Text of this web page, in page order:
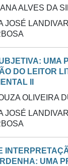
ALVES DA
JOSÉ
UMA
DO LEITOR
II
OLIVEIRA
JOSÉ
UMA